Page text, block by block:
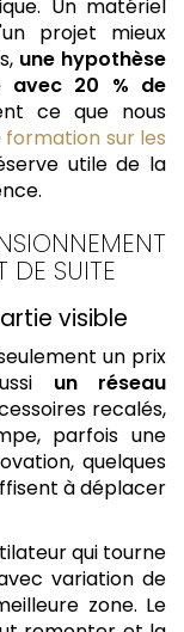
Un matériel
projet mieux
une hypothèse
avec 20 % de
ce que nous
formation sur les
utile de la
DE SUITE
visible
un prix
un réseau
recalés,
parfois une
quelques
à déplacer
qui tourne
variation de
zone. Le